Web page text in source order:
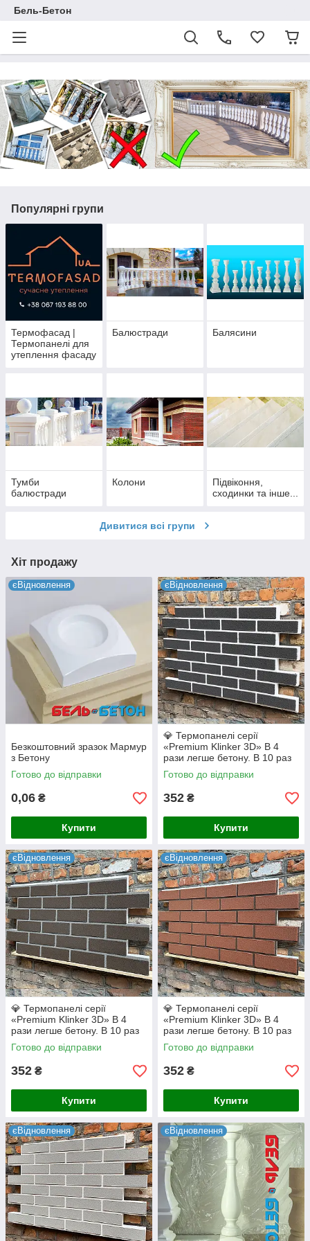
Бель-Бетон
Популярні групи
Термофасад |
Термопанелі для
утеплення фасаду
будівель
Балюстради Балясини
Тумби
балюстради
Колони
Підвіконня,
сходинки та інше...
Дивитися всі групи
Хіт продажу
єВідновлення
Безкоштовний зразок Мармур
з Бетону
Готово до відправки
0,06 ₴
Купити
єВідновлення
💎 Термопанелі серії
«Premium Klinker 3D» В 4
рази легше бетону. В 10 раз
надійніше плитки на клею.
(Dark Gray/White)
Готово до відправки
352 ₴
Купити
єВідновлення
💎 Термопанелі серії
«Premium Klinker 3D» В 4
рази легше бетону. В 10 раз
надійніше плитки на клею.
(Dark Chocolate/Gray)
Готово до відправки
352 ₴
Купити
єВідновлення
💎 Термопанелі серії
«Premium Klinker 3D» В 4
рази легше бетону. В 10 раз
надійніше плитки на клею.
(Terracotta/Coffee)
Готово до відправки
352 ₴
Купити
єВідновлення єВідновлення